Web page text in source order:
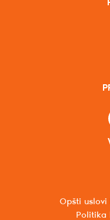
Opšti uslovi
Politika